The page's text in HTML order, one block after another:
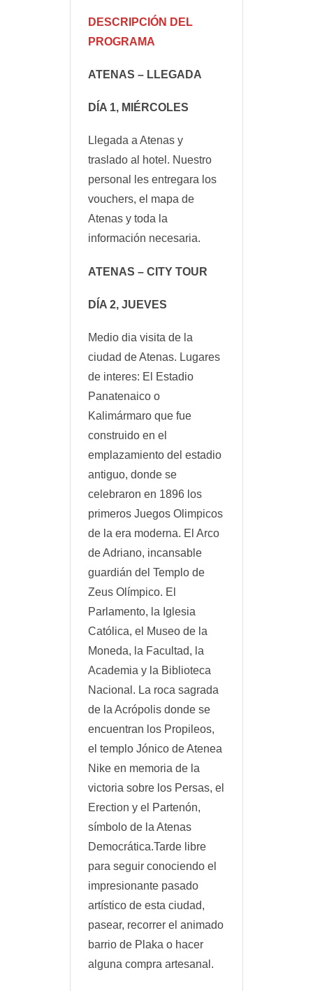
DESCRIPCIÓN DEL
PROGRAMA
ATENAS – LLEGADA
DÍA 1, MIÉRCOLES
Llegada a Atenas y
traslado al hotel. Nuestro
personal les entregara los
vouchers, el mapa de
Atenas y toda la
información necesaria.
ATENAS – CITY TOUR
DÍA 2, JUEVES
Medio dia visita de la
ciudad de Atenas. Lugares
de interes: El Estadio
Panatenaico o
Kalimármaro que fue
construido en el
emplazamiento del estadio
antiguo, donde se
celebraron en 1896 los
primeros Juegos Olimpicos
de la era moderna. El Arco
de Adriano, incansable
guardián del Templo de
Zeus Olímpico. El
Parlamento, la Iglesia
Católica, el Museo de la
Moneda, la Facultad, la
Academia y la Biblioteca
Nacional. La roca sagrada
de la Acrópolis donde se
encuentran los Propileos,
el templo Jónico de Atenea
Nike en memoria de la
victoria sobre los Persas, el
Erection y el Partenón,
símbolo de la Atenas
Democrática.Tarde libre
para seguir conociendo el
impresionante pasado
artístico de esta ciudad,
pasear, recorrer el animado
barrio de Plaka o hacer
alguna compra artesanal.